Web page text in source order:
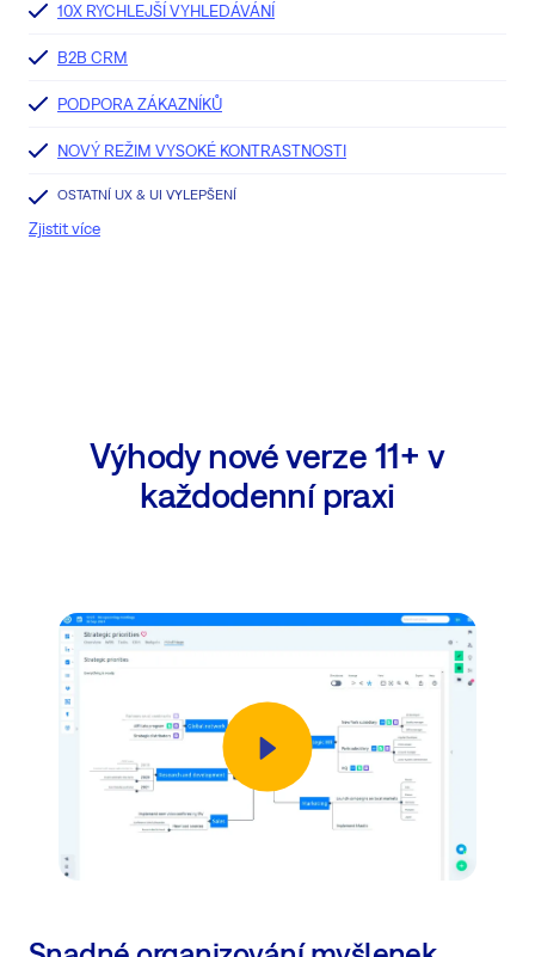
10X RYCHLEJŠÍ VYHLEDÁVÁNÍ
B2B CRM
PODPORA ZÁKAZNÍKŮ
NOVÝ REŽIM VYSOKÉ KONTRASTNOSTI
OSTATNÍ UX & UI VYLEPŠENÍ
Zjistit více
Výhody nové verze 11+ v
každodenní praxi